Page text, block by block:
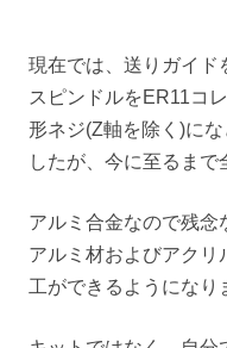
現在では、送りガイド
スピンドルをER11コ
形ネジ(Z軸を除く)に
したが、今に至るまで
アルミ合金なので残念
アルミ材およびアクリ
工ができるようになり